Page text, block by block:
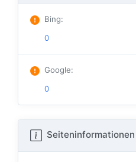
Bing:
0
Google:
0
Seiteninformationen